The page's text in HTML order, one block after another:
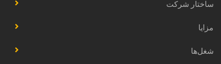
ساختار شرکت
مزایا
شغل‌ها